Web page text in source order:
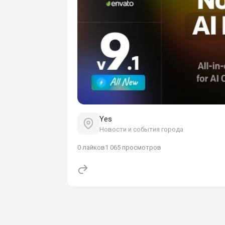
Yes
Новости и события города
0 лайков1 065 просмотров